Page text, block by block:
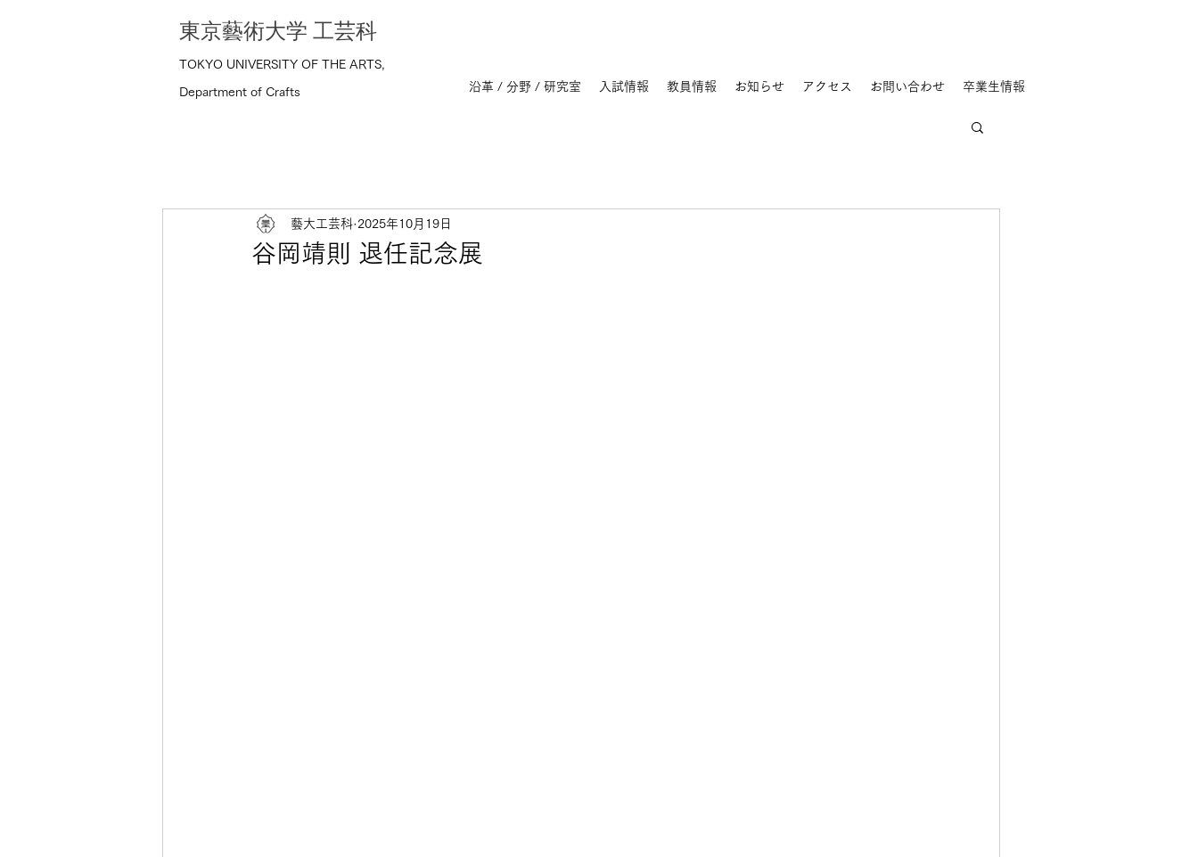
東京藝術大学 工芸科
TOKYO UNIVERSITY OF THE ARTS,
Department of Crafts 沿革 / 分野 / 研究室 入試情報 教員情報 お知らせ アクセス お問い合わせ 卒業生情報
藝大工芸科 2025年10月19日
谷岡靖則 退任記念展